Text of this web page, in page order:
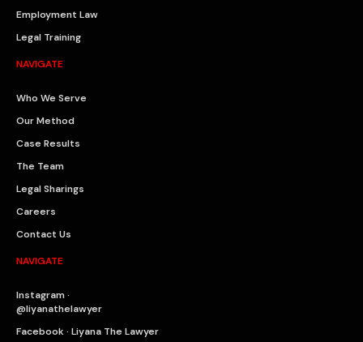
Employment Law
Legal Training
NAVIGATE
Who We Serve
Our Method
Case Results
The Team
Legal Sharings
Careers
Contact Us
NAVIGATE
Instagram ·
@liyanathelawyer
Facebook · Liyana The Lawyer